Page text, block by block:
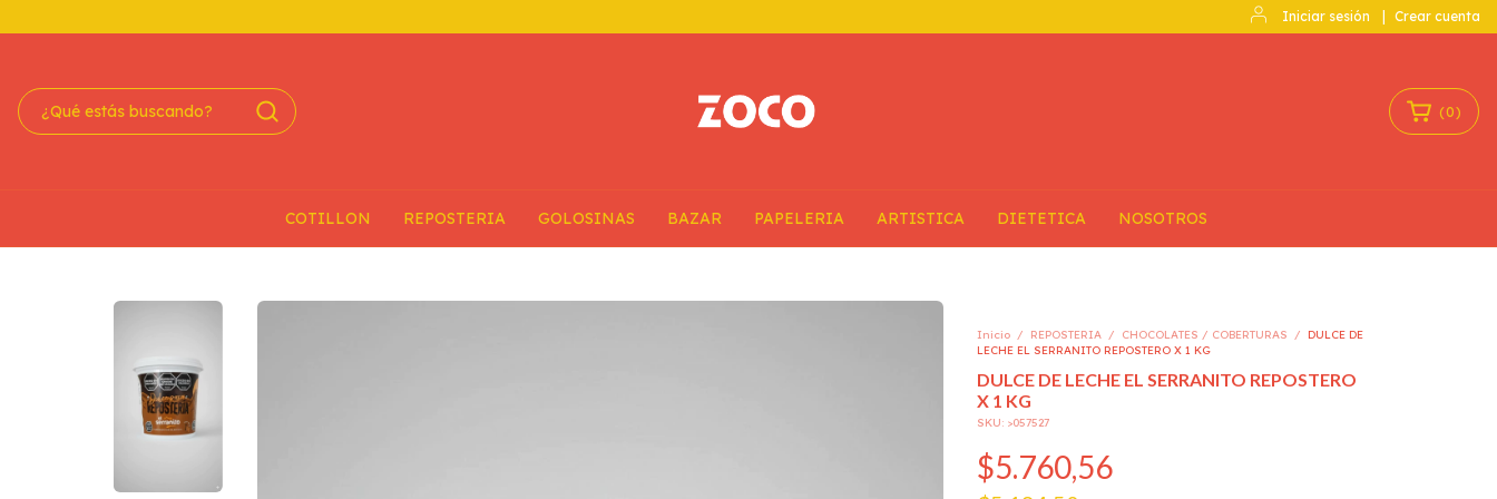
Iniciar sesión Crear cuenta
(0)
COTILLON REPOSTERIA GOLOSINAS BAZAR PAPELERIA ARTISTICA DIETETICA NOSOTROS
Inicio / REPOSTERIA / CHOCOLATES / COBERTURAS /
DULCE DE
LECHE EL SERRANITO REPOSTERO X 1 KG
DULCE DE LECHE EL SERRANITO REPOSTERO
X 1 KG
SKU: >057527
$5.760,56